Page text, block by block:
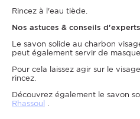
Rincez à l'eau tiède.
Nos astuces & conseils
Le savon solide au charbon
peut également servir de
Pour cela laissez agir sur le
rincez.
Découvrez également le savon
Rhassoul .